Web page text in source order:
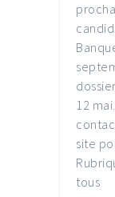
12
site
tous